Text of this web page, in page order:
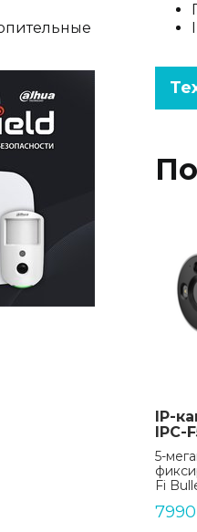
IP-
IPC-
5-
Fi
7990